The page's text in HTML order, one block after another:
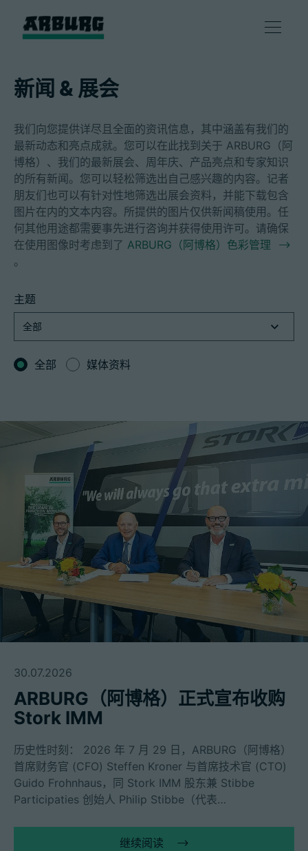
产品
解决方案
咨询和服务
智慧制造
企业
招聘信息
登录
合作伙伴门户网站
客户门户登陆
China | 中文简体
新闻 & 展会
我们向您提供详尽且全面的资讯信息，其中涵盖有我们的
最新动态和亮点成就。您可以在此找到关于 ARBURG（阿
博格）、我们的最新展会、周年庆、产品亮点和专家知识
的所有新闻。您可以轻松筛选出自己感兴趣的内容。记者
朋友们也可以有针对性地筛选出展会资料，并能下载包含
图片在内的文本内容。所提供的图片仅供新闻稿使用。任
何其他用途都需要事先进行咨询并获得使用许可。请确保
在使用图像时考虑到了 ARBURG（阿博格）色彩管理
。
主题
全部 媒体资料
30.07.2026
ARBURG（阿博格）正式宣布收购
Stork IMM
历史性时刻： 2026 年 7 月 29 日，ARBURG（阿博格）
首席财务官 (CFO) Steffen Kroner 与首席技术官 (CTO)
Guido Frohnhaus，同 Stork IMM 股东兼 Stibbe
Participaties 创始人 Philip Stibbe（代表…
继续阅读